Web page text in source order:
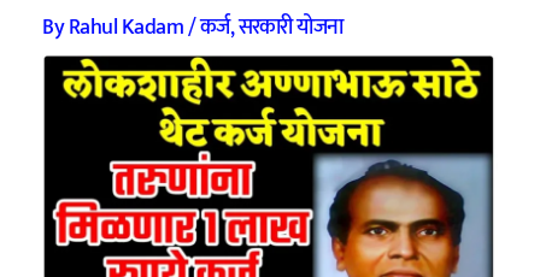
ByRahul Kadam/कर्ज,सरकारी योजना